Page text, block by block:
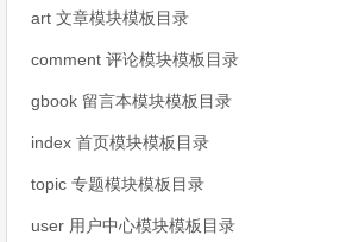
art 文章模块模板目录
comment 评论模块模板目录
gbook 留言本模块模板目录
index 首页模块模板目录
topic 专题模块模板目录
user 用户中心模块模板目录